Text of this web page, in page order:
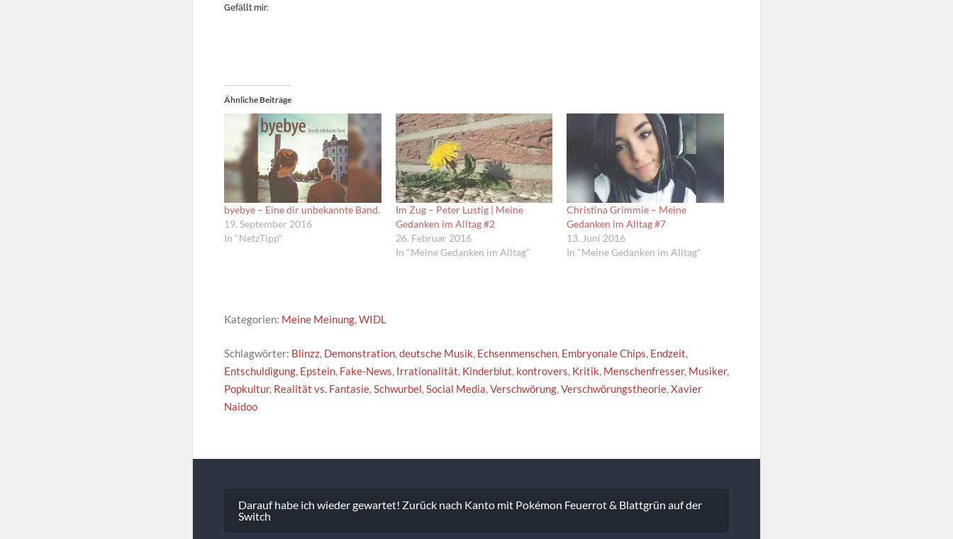
Gefällt mir:
Ähnliche Beiträge
byebye – Eine dir unbekannte Band.
19. September 2016
In "NetzTipp"
Im Zug – Peter Lustig | Meine
Gedanken im Alltag #2
26. Februar 2016
In "Meine Gedanken im Alltag"
Christina Grimmie – Meine
Gedanken im Alltag #7
13. Juni 2016
In "Meine Gedanken im Alltag"
Kategorien: Meine Meinung,WIDL
Schlagwörter: Blinzz, Demonstration,deutsche Musik, Echsenmenschen, Embryonale Chips, Endzeit,
Entschuldigung, Epstein, Fake-News, Irrationalität, Kinderblut, kontrovers, Kritik, Menschenfresser, Musiker,
Popkultur, Realität vs. Fantasie,Schwurbel,Social Media,Verschwörung,Verschwörungstheorie,Xavier
Naidoo
Darauf habe ich wieder gewartet! Zurück nach Kanto mit Pokémon Feuerrot & Blattgrün auf der
Switch